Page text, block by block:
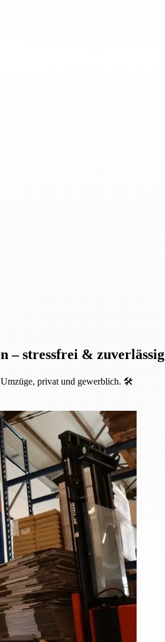
– stressfrei & zuverlässig
Umzüge, privat und gewerblich. 🛠️